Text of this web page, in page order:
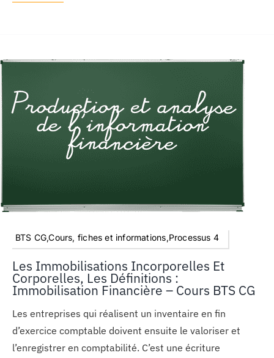
BTS CG,Cours, fiches et informations,Processus 4
Les Immobilisations Incorporelles Et
Corporelles, Les Définitions :
Immobilisation Financière – Cours BTS CG
Les entreprises qui réalisent un inventaire en fin
d’exercice comptable doivent ensuite le valoriser et
l’enregistrer en comptabilité. C’est une écriture